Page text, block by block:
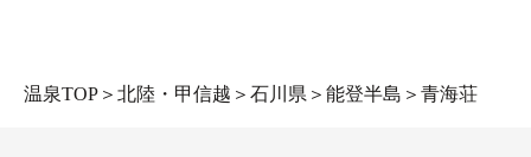
温泉TOP ＞ 北陸・甲信越 ＞ 石川県 ＞ 能登半島 ＞ 青海荘